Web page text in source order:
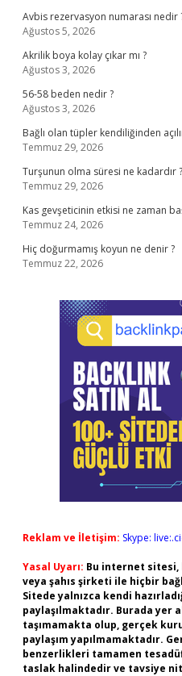
Avbis rezervasyon numarası nedir
Ağustos 5, 2026
Akrilik boya kolay çıkar mı ?
Ağustos 3, 2026
56-58 beden nedir ?
Ağustos 3, 2026
Bağlı olan tüpler kendiliğinden
Temmuz 29, 2026
Turşunun olma süresi ne kadardır ?
Temmuz 29, 2026
Kas gevşeticinin etkisi ne zaman
Temmuz 24, 2026
Hiç doğurmamış koyun ne denir ?
Temmuz 22, 2026
Reklam ve İletişim: Skype:
Yasal Uyarı: Bu internet sitesi,
veya şahıs şirketi ile hiçbir
Sitede yalnızca kendi
paylaşılmaktadır. Burada
taşımamakta olup, gerçek
paylaşım yapılmamaktadır.
benzerlikleri tamamen
taslak halindedir ve tavsiye